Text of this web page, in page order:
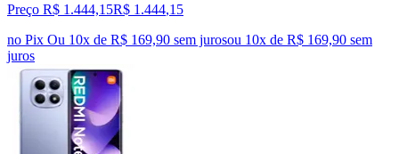
Preço R$ 1.444,15R$ 1.444,15
no Pix Ou 10x de R$ 169,90 sem jurosou 10x de R$ 169,90 sem
juros